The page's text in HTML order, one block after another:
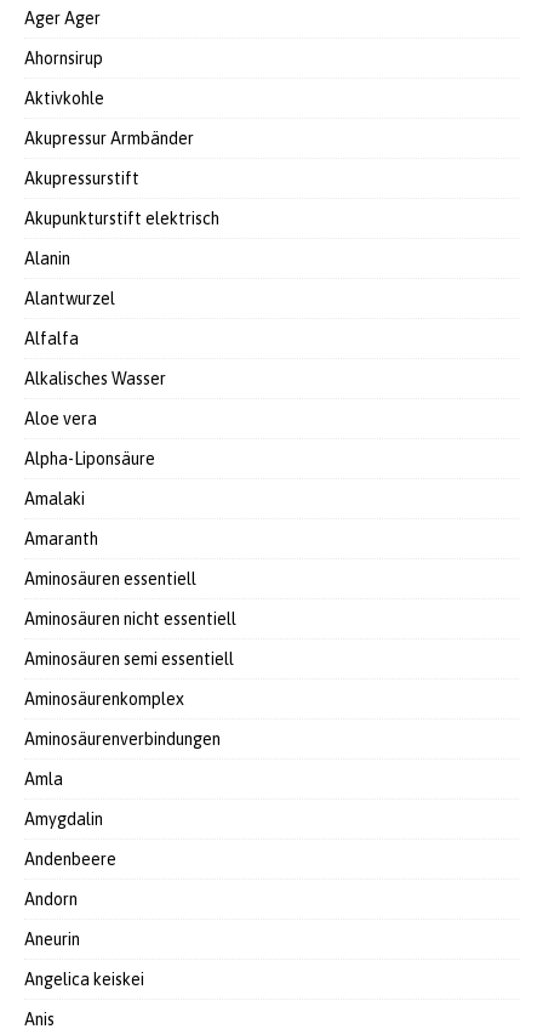
Ager Ager
Ahornsirup
Aktivkohle
Akupressur Armbänder
Akupressurstift
Akupunkturstift elektrisch
Alanin
Alantwurzel
Alfalfa
Alkalisches Wasser
Aloe vera
Alpha-Liponsäure
Amalaki
Amaranth
Aminosäuren essentiell
Aminosäuren nicht essentiell
Aminosäuren semi essentiell
Aminosäurenkomplex
Aminosäurenverbindungen
Amla
Amygdalin
Andenbeere
Andorn
Aneurin
Angelica keiskei
Anis